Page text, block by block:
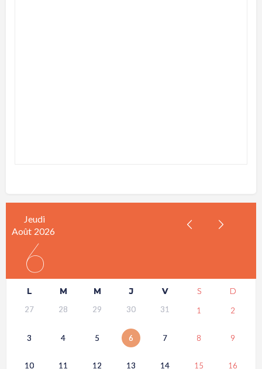
Jeudi
Août 2026
6
L M M J V S D
27 28 29 30 31 1 2
3 4 5 6 7 8 9
10 11 12 13 14 15 16